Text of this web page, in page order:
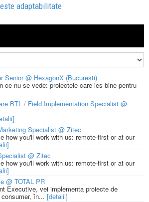
este adaptabilitate
Senior @ HexagonX (București)
ce nu se vede: proiectele care ies bine pentru
BTL / Field Implementation Specialist @
Specialist @ Zitec
how you'll work with us: remote-first or at our
@ Zitec
how you'll work with us: remote-first or at our
@ TOTAL PR
Executive, vei implementa proiecte de
în... [detalii]